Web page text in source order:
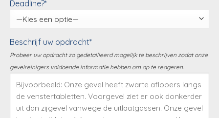
Deadline?*
Beschrijf uw opdracht*
Probeer uw opdracht zo gedetailleerd mogelijk te beschrijven zodat onze
gevelreinigers voldoende informatie hebben om op te reageren.